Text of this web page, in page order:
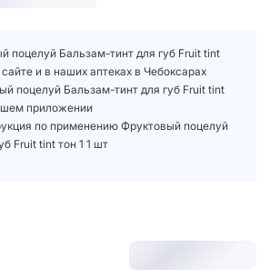
поцелуй Бальзам-тинт для губ Fruit tint
и в наших аптеках в Чебоксарах
поцелуй Бальзам-тинт для губ Fruit tint
приложении
по применению Фруктовый поцелуй
Fruit tint тон 1 1 шт